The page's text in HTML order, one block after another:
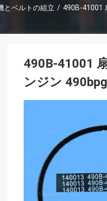
とベルトの組立 / 490B-41001
490B-41001
ンジン 490bpg